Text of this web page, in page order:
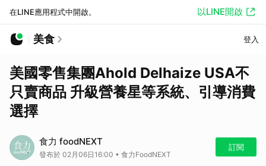
在LINE應用程式中開啟。 以LINE開啟
美食 登入
美國零售集團Ahold Delhaize USA不
只賣商品 升級營養星等系統、引導消費
選擇
食力 foodNEXT
發布於 02月06日16:00 • 食力FoodNEXT
訂閱